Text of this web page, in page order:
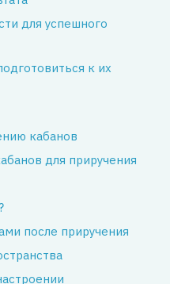
для успешного
к их
кабанов
для приручения
после приручения